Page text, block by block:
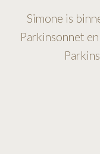
Simone is
Parkinsonnet